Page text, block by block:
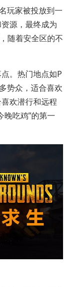
玩家被投放到一
源，最终成为
随着安全区的不
。热门地点如P
势众，适合喜欢
欢潜行和远程
晚吃鸡”的第一